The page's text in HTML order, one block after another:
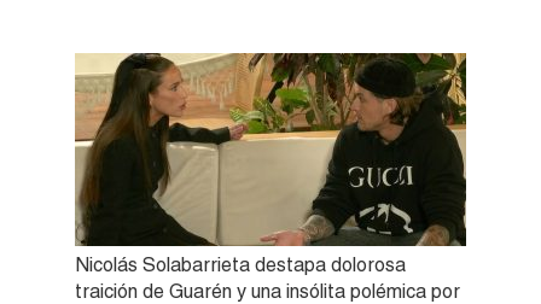
Nicolás Solabarrieta destapa dolorosa
traición de Guarén y una insólita polémica por